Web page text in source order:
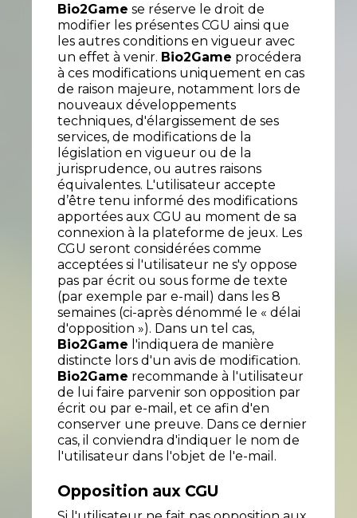
Bio2Game se réserve le droit de
modifier les présentes CGU ainsi que
les autres conditions en vigueur avec
un effet à venir. Bio2Game procédera
à ces modifications uniquement en cas
de raison majeure, notamment lors de
nouveaux développements
techniques, d'élargissement de ses
services, de modifications de la
législation en vigueur ou de la
jurisprudence, ou autres raisons
équivalentes. L'utilisateur accepte
d’être tenu informé des modifications
apportées aux CGU au moment de sa
connexion à la plateforme de jeux. Les
CGU seront considérées comme
acceptées si l'utilisateur ne s'y oppose
pas par écrit ou sous forme de texte
(par exemple par e-mail) dans les 8
semaines (ci-après dénommé le « délai
d'opposition »). Dans un tel cas,
Bio2Game l'indiquera de manière
distincte lors d'un avis de modification.
Bio2Game recommande à l'utilisateur
de lui faire parvenir son opposition par
écrit ou par e-mail, et ce afin d'en
conserver une preuve. Dans ce dernier
cas, il conviendra d'indiquer le nom de
l'utilisateur dans l'objet de l'e-mail.
Opposition aux CGU